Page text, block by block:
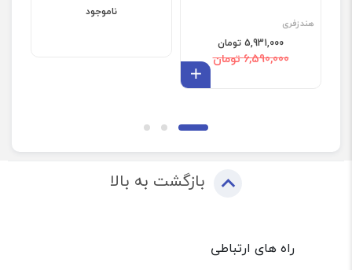
هندزفری
5,931,000 تومان
6,590,000 تومان
ناموجود
بازگشت به بالا
راه های ارتباطی